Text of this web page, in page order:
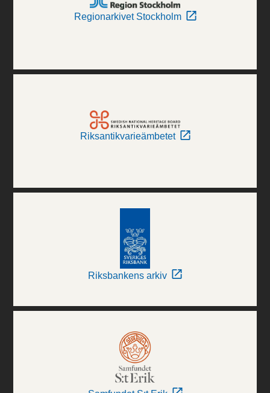
Regionarkivet Stockholm
Riksantikvarieämbetet
Riksbankens arkiv